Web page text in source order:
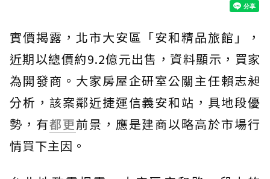
實價揭露，北市大安區「安和精品旅館」，
近期以總價約9.2億元出售，資料顯示，買家
為開發商。大家房屋企研室公關主任賴志昶
分析，該案鄰近捷運信義安和站，具地段優
勢，有都更前景，應是建商以略高於市場行
情買下主因。